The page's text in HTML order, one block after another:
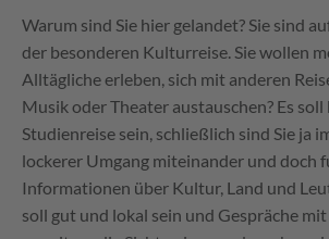
Warum sind Sie hier gelandet? Sie sind
der besonderen Kulturreise. Sie wollen
Alltägliche erleben, sich mit anderen
Musik oder Theater austauschen? Es soll
Studienreise sein, schließlich sind Sie ja
lockerer Umgang miteinander und doch
Informationen über Kultur, Land und
soll gut und lokal sein und Gespräche